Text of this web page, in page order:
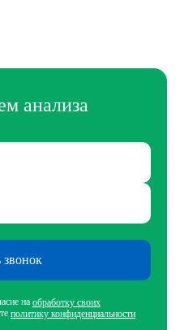
анализа
звонок
на обработку своих
политику конфиденциальности